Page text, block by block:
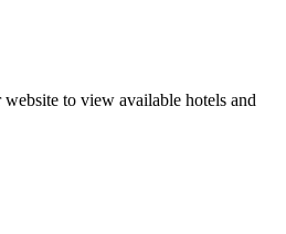
to view available hotels and